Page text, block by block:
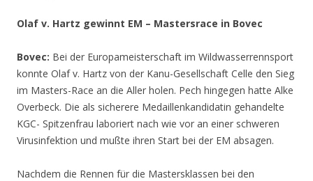
Olaf v. Hartz gewinnt EM – Mastersrace in Bovec
Bovec: Bei der Europameisterschaft im Wildwasserrennsport
konnte Olaf v. Hartz von der Kanu-Gesellschaft Celle den Sieg
im Masters-Race an die Aller holen. Pech hingegen hatte Alke
Overbeck. Die als sicherere Medaillenkandidatin gehandelte
KGC- Spitzenfrau laboriert nach wie vor an einer schweren
Virusinfektion und mußte ihren Start bei der EM absagen.
Nachdem die Rennen für die Mastersklassen bei den